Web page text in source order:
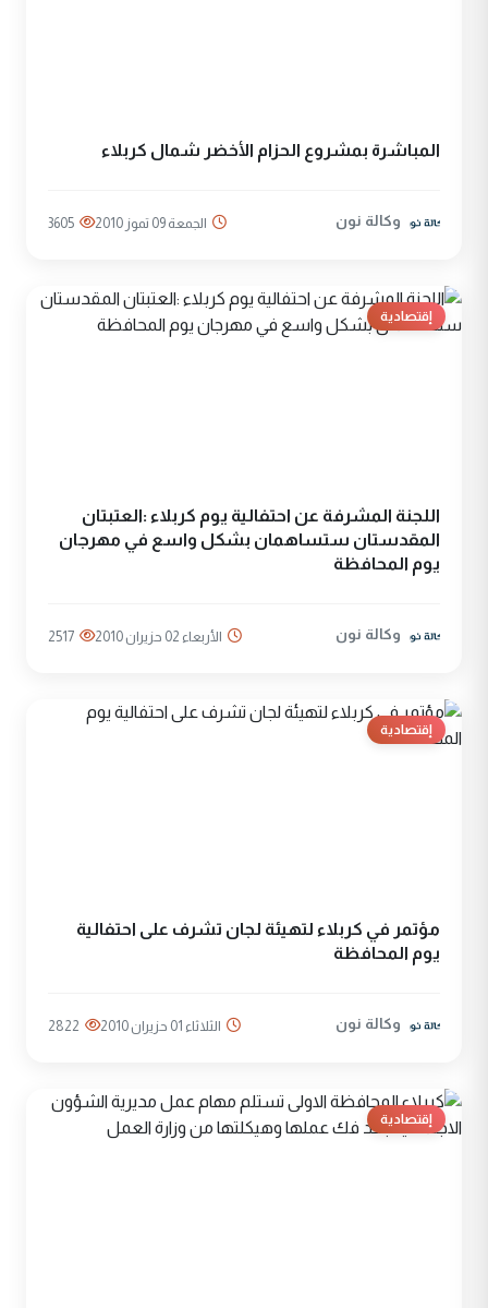
المباشرة بمشروع الحزام الأخضر شمال كربلاء
وكالة نون الجمعة 09 تموز 2010 3605
إقتصادية
اللجنة المشرفة عن احتفالية يوم كربلاء :العتبتان
المقدستان ستساهمان بشكل واسع في مهرجان
يوم المحافظة
وكالة نون الأربعاء 02 حزيران 2010 2517
إقتصادية
مؤتمر في كربلاء لتهيئة لجان تشرف على احتفالية
يوم المحافظة
وكالة نون الثلاثاء 01 حزيران 2010 2822
إقتصادية